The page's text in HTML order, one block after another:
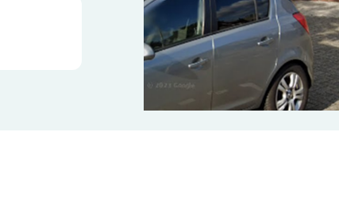
– Utrecht West
Vacatures Regio Oost-Nederland
– Enschede
Vacatures Regio Gelderland